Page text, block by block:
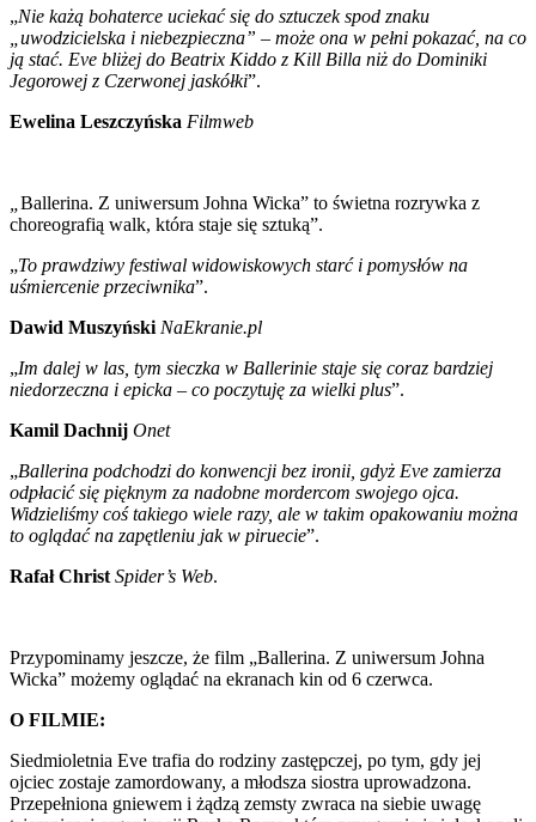
„Nie każą bohaterce uciekać się do sztuczek spod znaku
„uwodzicielska i niebezpieczna” – może ona w pełni pokazać, na co
ją stać. Eve bliżej do Beatrix Kiddo z Kill Billa niż do Dominiki
Jegorowej z Czerwonej jaskółki”.
Ewelina Leszczyńska Filmweb
Ballerina. Z uniwersum Johna Wicka” to świetna rozrywka z
choreografią walk, która staje się sztuką”.
„To prawdziwy festiwal widowiskowych starć i pomysłów na
uśmiercenie przeciwnika”.
Dawid Muszyński NaEkranie.pl
„Im dalej w las, tym sieczka w Ballerinie staje się coraz bardziej
niedorzeczna i epicka – co poczytuję za wielki plus”.
Kamil Dachnij Onet
„Ballerina podchodzi do konwencji bez ironii, gdyż Eve zamierza
odpłacić się pięknym za nadobne mordercom swojego ojca.
Widzieliśmy coś takiego wiele razy, ale w takim opakowaniu można
to oglądać na zapętleniu jak w piruecie”.
Rafał Christ Spider’s Web.
Przypominamy jeszcze, że film „Ballerina. Z uniwersum Johna
Wicka” możemy oglądać na ekranach kin od 6 czerwca.
O FILMIE:
Siedmioletnia Eve trafia do rodziny zastępczej, po tym, gdy jej
ojciec zostaje zamordowany, a młodsza siostra uprowadzona.
Przepełniona gniewem i żądzą zemsty zwraca na siebie uwagę